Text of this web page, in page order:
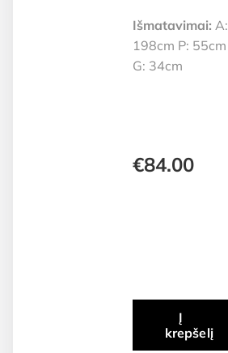
Išmatavimai: A:
198cm P: 55cm
G: 34cm
€84.00
Į
krepšelį